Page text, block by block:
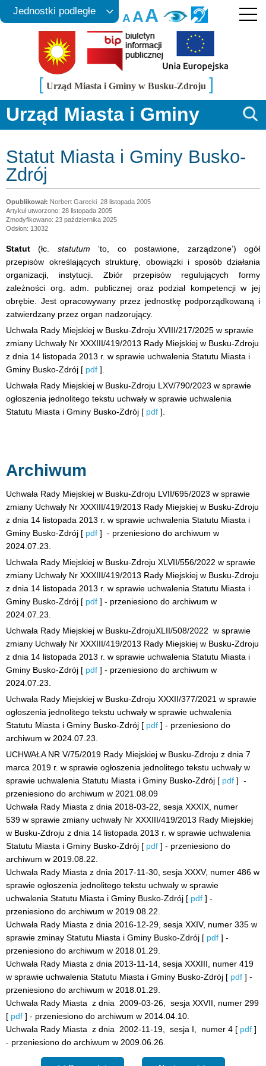
AAA
Jednostki podległe
[ Urząd Miasta i Gminy w Busku-Zdroju ]
Urząd Miasta i Gminy
Statut Miasta i Gminy Busko-
Zdrój
Norbert Garecki 28 listopada 2005
Artykuł utworzono: 28 listopada 2005
Zmodyfikowano: 23 października 2025
Odsłon: 13032
Statut (łc. statutum ‘to, co postawione, zarządzone’) ogół
przepisów określających strukturę, obowiązki i sposób działania
organizacji, instytucji. Zbiór przepisów regulujących formy
zależności org. adm. publicznej oraz podział kompetencji w jej
obrębie. Jest opracowywany przez jednostkę podporządkowaną i
zatwierdzany przez organ nadzorujący.
Uchwała Rady Miejskiej w Busku-Zdroju XVIII/217/2025 w sprawie
zmiany Uchwały Nr XXXIII/419/2013 Rady Miejskiej w Busku-Zdroju
z dnia 14 listopada 2013 r. w sprawie uchwalenia Statutu Miasta i
Gminy Busko-Zdrój [ pdf ].
Uchwała Rady Miejskiej w Busku-Zdroju LXV/790/2023 w sprawie
ogłoszenia jednolitego tekstu uchwały w sprawie uchwalenia
Statutu Miasta i Gminy Busko-Zdrój [ pdf ].
Archiwum
Uchwała Rady Miejskiej w Busku-Zdroju LVII/695/2023 w sprawie
zmiany Uchwały Nr XXXIII/419/2013 Rady Miejskiej w Busku-Zdroju
z dnia 14 listopada 2013 r. w sprawie uchwalenia Statutu Miasta i
Gminy Busko-Zdrój [ pdf ] - przeniesiono do archiwum w
2024.07.23.
Uchwała Rady Miejskiej w Busku-Zdroju XLVII/556/2022 w sprawie
zmiany Uchwały Nr XXXIII/419/2013 Rady Miejskiej w Busku-Zdroju
z dnia 14 listopada 2013 r. w sprawie uchwalenia Statutu Miasta i
Gminy Busko-Zdrój [ pdf ] - przeniesiono do archiwum w
2024.07.23.
Uchwała Rady Miejskiej w Busku-ZdrojuXLII/508/2022 w sprawie
zmiany Uchwały Nr XXXIII/419/2013 Rady Miejskiej w Busku-Zdroju
z dnia 14 listopada 2013 r. w sprawie uchwalenia Statutu Miasta i
Gminy Busko-Zdrój [ pdf ] - przeniesiono do archiwum w
2024.07.23.
Uchwała Rady Miejskiej w Busku-Zdroju XXXII/377/2021 w sprawie
ogłoszenia jednolitego tekstu uchwały w sprawie uchwalenia
Statutu Miasta i Gminy Busko-Zdrój [ pdf ] - przeniesiono do
archiwum w 2024.07.23.
UCHWAŁA NR V/75/2019 Rady Miejskiej w Busku-Zdroju z dnia 7
marca 2019 r. w sprawie ogłoszenia jednolitego tekstu uchwały w
sprawie uchwalenia Statutu Miasta i Gminy Busko-Zdrój [ pdf ] -
przeniesiono do archiwum w 2021.08.09
Uchwała Rady Miasta z dnia 2018-03-22, sesja XXXIX, numer
539 w sprawie zmiany uchwały Nr XXXIII/419/2013 Rady Miejskiej
w Busku-Zdroju z dnia 14 listopada 2013 r. w sprawie uchwalenia
Statutu Miasta i Gminy Busko-Zdrój [ pdf ] - przeniesiono do
archiwum w 2019.08.22.
Uchwała Rady Miasta z dnia 2017-11-30, sesja XXXV, numer 486 w
sprawie ogłoszenia jednolitego tekstu uchwały w sprawie
uchwalenia Statutu Miasta i Gminy Busko-Zdrój [ pdf ] -
przeniesiono do archiwum w 2019.08.22.
Uchwała Rady Miasta z dnia 2016-12-29, sesja XXIV, numer 335 w
sprawie zminay Statutu Miasta i Gminy Busko-Zdrój [ pdf ] -
przeniesiono do archiwum w 2018.01.29.
Uchwała Rady Miasta z dnia 2013-11-14, sesja XXXIII, numer 419
w sprawie uchwalenia Statutu Miasta i Gminy Busko-Zdrój [ pdf ] -
przeniesiono do archiwum w 2018.01.29.
Uchwała Rady Miasta z dnia 2009-03-26, sesja XXVII, numer 299
[ pdf ] - przeniesiono do archiwum w 2014.04.10.
Uchwała Rady Miasta z dnia 2002-11-19, sesja I, numer 4 [ pdf ]
- przeniesiono do archiwum w 2009.06.26.